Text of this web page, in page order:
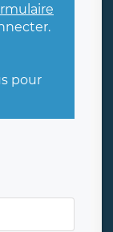
pour